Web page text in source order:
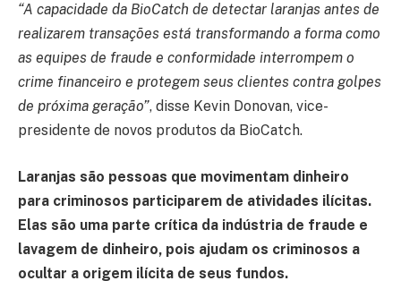
“A capacidade da BioCatch de detectar laranjas antes de
realizarem transações está transformando a forma como
as equipes de fraude e conformidade interrompem o
crime financeiro e protegem seus clientes contra golpes
de próxima geração”, disse Kevin Donovan, vice-
presidente de novos produtos da BioCatch.
Laranjas são pessoas que movimentam dinheiro
para criminosos participarem de atividades ilícitas.
Elas são uma parte crítica da indústria de fraude e
lavagem de dinheiro, pois ajudam os criminosos a
ocultar a origem ilícita de seus fundos.